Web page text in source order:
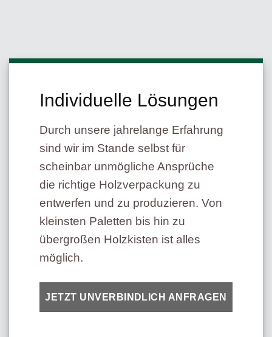
Individuelle Lösungen
Durch unsere jahrelange Erfahrung
sind wir im Stande selbst für
scheinbar unmögliche Ansprüche
die richtige Holzverpackung zu
entwerfen und zu produzieren. Von
kleinsten Paletten bis hin zu
übergroßen Holzkisten ist alles
möglich.
JETZT UNVERBINDLICH ANFRAGEN